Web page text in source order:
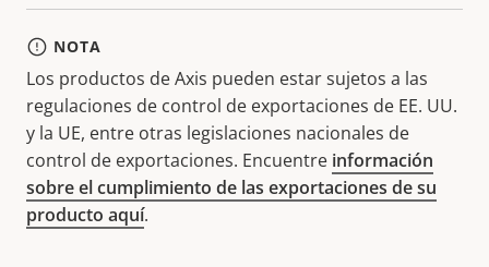
NOTA
Los productos de Axis pueden estar sujetos a las
regulaciones de control de exportaciones de EE. UU.
y la UE, entre otras legislaciones nacionales de
control de exportaciones. Encuentre información
sobre el cumplimiento de las exportaciones de su
producto aquí.